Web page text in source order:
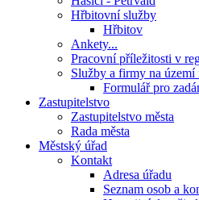
Hřbitovní služby
Hřbitov
Ankety...
Pracovní příležitosti v
Služby a firmy na území
Formulář pro
Zastupitelstvo
Zastupitelstvo města
Rada města
Městský úřad
Kontakt
Adresa úřadu
Seznam osob a